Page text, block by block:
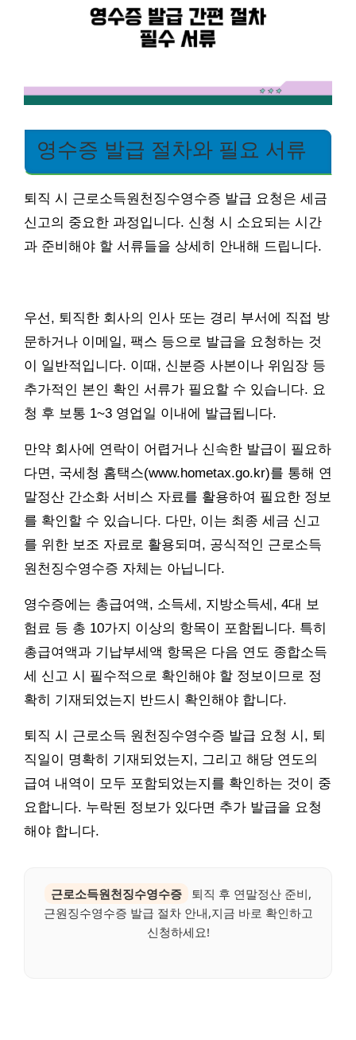
영수증 발급 절차와 필요 서류
퇴직 시 근로소득원천징수영수증 발급 요청은 세금
신고의 중요한 과정입니다. 신청 시 소요되는 시간
과 준비해야 할 서류들을 상세히 안내해 드립니다.
우선, 퇴직한 회사의 인사 또는 경리 부서에 직접 방
문하거나 이메일, 팩스 등으로 발급을 요청하는 것
이 일반적입니다. 이때, 신분증 사본이나 위임장 등
추가적인 본인 확인 서류가 필요할 수 있습니다. 요
청 후 보통 1~3 영업일 이내에 발급됩니다.
만약 회사에 연락이 어렵거나 신속한 발급이 필요하
다면, 국세청 홈택스(www.hometax.go.kr)를 통해 연
말정산 간소화 서비스 자료를 활용하여 필요한 정보
를 확인할 수 있습니다. 다만, 이는 최종 세금 신고
를 위한 보조 자료로 활용되며, 공식적인 근로소득
원천징수영수증 자체는 아닙니다.
영수증에는 총급여액, 소득세, 지방소득세, 4대 보
험료 등 총 10가지 이상의 항목이 포함됩니다. 특히
총급여액과 기납부세액 항목은 다음 연도 종합소득
세 신고 시 필수적으로 확인해야 할 정보이므로 정
확히 기재되었는지 반드시 확인해야 합니다.
퇴직 시 근로소득 원천징수영수증 발급 요청 시, 퇴
직일이 명확히 기재되었는지, 그리고 해당 연도의
급여 내역이 모두 포함되었는지를 확인하는 것이 중
요합니다. 누락된 정보가 있다면 추가 발급을 요청
해야 합니다.
근로소득원천징수영수증
퇴직 후 연말정산 준비,
근원징수영수증 발급 절차 안내,지금 바로 확인하고
신청하세요!